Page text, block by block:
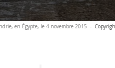
en Égypte, le 4 novembre 2015 -